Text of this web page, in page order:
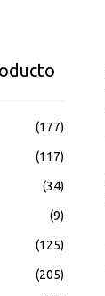
(177)
(117)
(34)
(9)
(125)
(205)